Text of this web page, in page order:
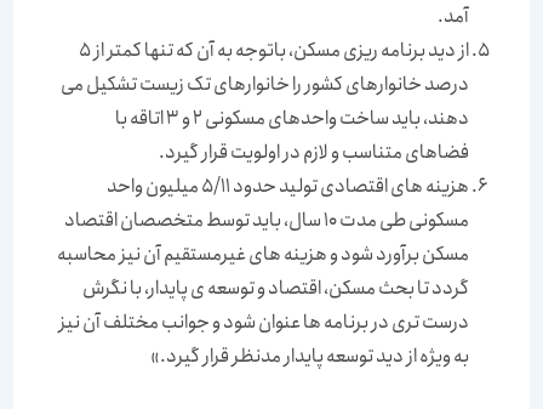
آمد.
از دید برنامه ریزی مسکن، باتوجه به آن که تنها کمتر از 5
درصد خانوارهای کشور را خانوارهای تک زیست تشکیل می
دهند، باید ساخت واحدهای مسکونی 2 و 3 اتاقه با
فضاهای متناسب و لازم در اولویت قرار گیرد.
هزینه های اقتصادی تولید حدود 5/11 میلیون واحد
مسکونی طی مدت 10 سال، باید توسط متخصصان اقتصاد
مسکن برآورد شود و هزینه های غیرمستقیم آن نیز محاسبه
گردد تا بحث مسکن، اقتصاد و توسعه ی پایدار، با نگرش
درست تری در برنامه ها عنوان شود و جوانب مختلف آن نیز
به ویژه از دید توسعه پایدار مدنظر قرار گیرد.»